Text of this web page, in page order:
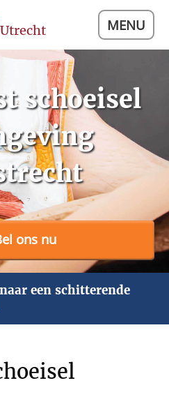
MENU
schoeisel
ons nu
een schitterende